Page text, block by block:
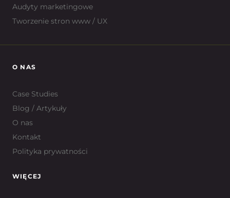
Audyty marketingowe
Tworzenie stron www / UX
O NAS
Case Studies
Blog / Artykuły
O nas
Kontakt
Polityka prywatności
WIĘCEJ